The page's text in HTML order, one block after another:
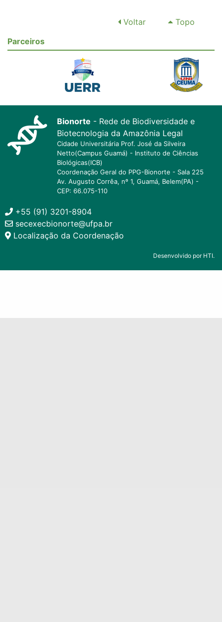
Voltar
Topo
Parceiros
Bionorte - Rede de Biodiversidade e
Biotecnologia da Amazônia Legal
Cidade Universitária Prof. José da Silveira
Netto(Campus Guamá) - Instituto de Ciências
Biológicas(ICB)
Coordenação Geral do PPG-Bionorte - Sala 225
Av. Augusto Corrêa, nº 1, Guamá, Belem(PA) -
CEP: 66.075-110
+55 (91) 3201-8904
secexecbionorte@ufpa.br
Localização da Coordenação
Desenvolvido por HTI.